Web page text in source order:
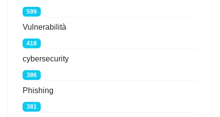
599
Vulnerabilità
418
cybersecurity
386
Phishing
381